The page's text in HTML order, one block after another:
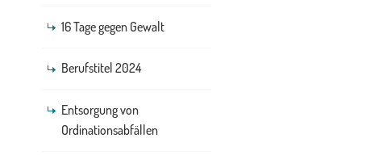
16 Tage gegen Gewalt
Berufstitel 2024
Entsorgung von
Ordinationsabfällen